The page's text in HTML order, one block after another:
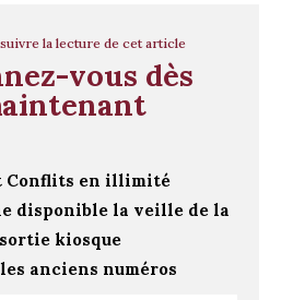
la lecture de cet article
vous dès
Conflits en illimité
disponible la veille de la
sortie kiosque
les anciens numéros